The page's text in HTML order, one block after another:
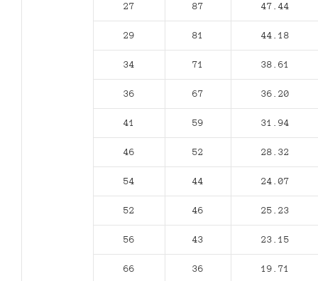
27 87 47.44
29 81 44.18
34 71 38.61
36 67 36.20
41 59 31.94
46 52 28.32
54 44 24.07
52 46 25.23
56 43 23.15
66 36 19.71